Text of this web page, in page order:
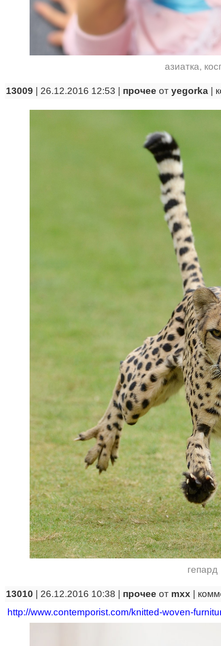
азиатка,
13009 | 26.12.2016 12:53 | прочее от yegorka
гепард
13010 | 26.12.2016 10:38 | прочее от mxx
http://www.contemporist.com/knitted-woven-